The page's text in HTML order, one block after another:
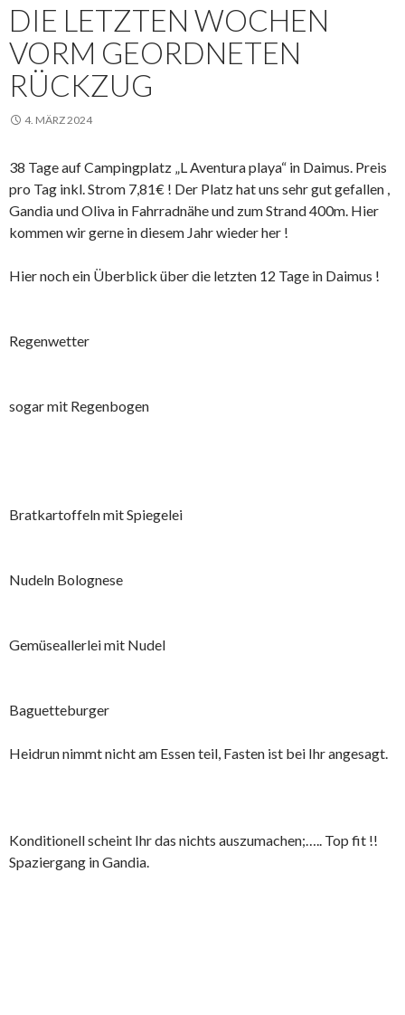
DIE LETZTEN WOCHEN
VORM GEORDNETEN
RÜCKZUG
4. MÄRZ 2024
38 Tage auf Campingplatz „L Aventura playa“ in Daimus. Preis
pro Tag inkl. Strom 7,81€ ! Der Platz hat uns sehr gut gefallen ,
Gandia und Oliva in Fahrradnähe und zum Strand 400m. Hier
kommen wir gerne in diesem Jahr wieder her !
Hier noch ein Überblick über die letzten 12 Tage in Daimus !
Regenwetter
sogar mit Regenbogen
Bratkartoffeln mit Spiegelei
Nudeln Bolognese
Gemüseallerlei mit Nudel
Baguetteburger
Heidrun nimmt nicht am Essen teil, Fasten ist bei Ihr angesagt.
Konditionell scheint Ihr das nichts auszumachen;….. Top fit !!
Spaziergang in Gandia.